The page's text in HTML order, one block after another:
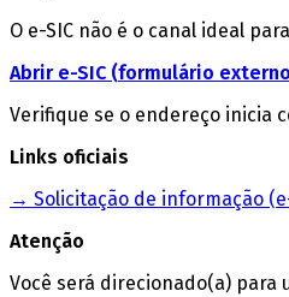
O e-SIC não é o canal ideal para
Abrir e-SIC (formulário
Verifique se o endereço inicia
Links oficiais
→ Solicitação de informação
Atenção
Você será direcionado(a)